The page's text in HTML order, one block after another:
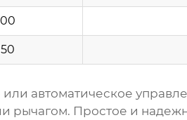
автоматическое
рычагом. Простое и